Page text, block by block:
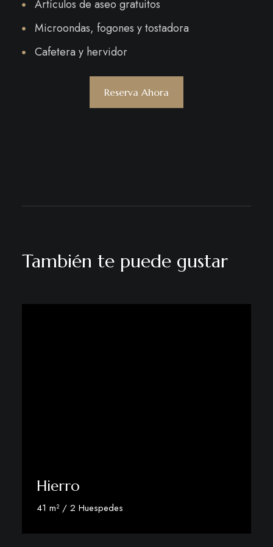
Artículos de aseo gratuitos
Microondas, fogones y tostadora
Cafetera y hervidor
Reserva Ahora
También te puede gustar
Hierro
41 m² / 2 Huespedes